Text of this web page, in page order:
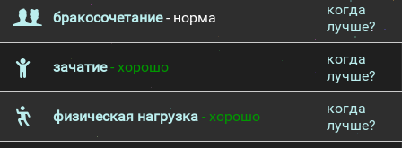
бракосочетание- норма
когда
лучше?
зачатие- хорошо
когда
лучше?
физическая нагрузка - хорошо
когда
лучше?